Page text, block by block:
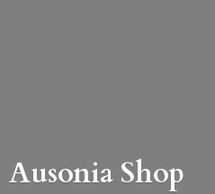
Ausonia Shop